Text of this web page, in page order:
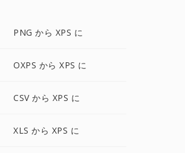
PNG から XPS に
OXPS から XPS に
CSV から XPS に
XLS から XPS に